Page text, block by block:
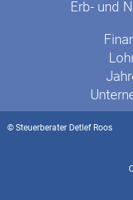
Erb- und
© Steuerberater Detlef Roos